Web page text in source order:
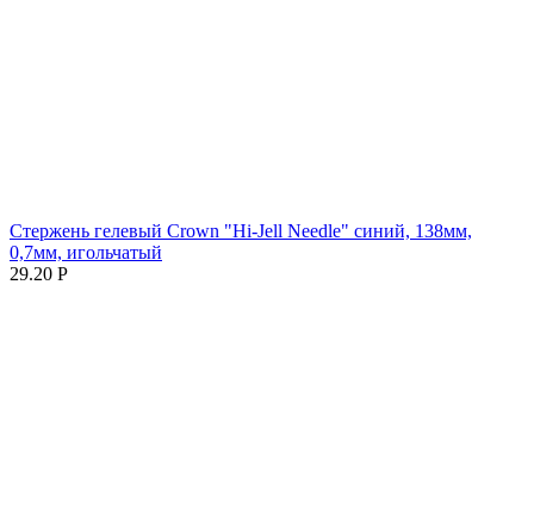
Стержень гелевый Crown "Hi-Jell Needle" синий, 138мм,
0,7мм, игольчатый
29.20 Р